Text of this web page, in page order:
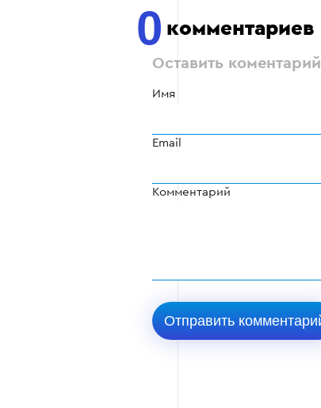
0 комментариев
Оставить коментарий
Имя
Email
Комментарий